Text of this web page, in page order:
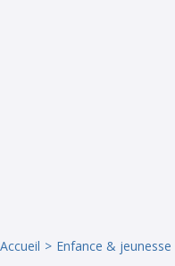
Accueil Enfance & jeunesse